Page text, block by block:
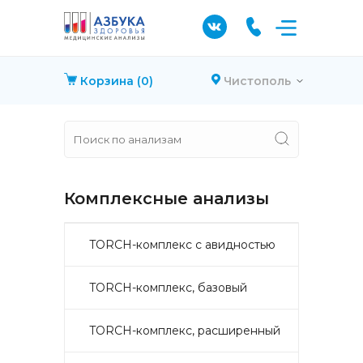
Корзина (0) Чистополь
Комплексные анализы
TORCH-комплекс с авидностью
TORCH-комплекс, базовый
TORCH-комплекс, расширенный